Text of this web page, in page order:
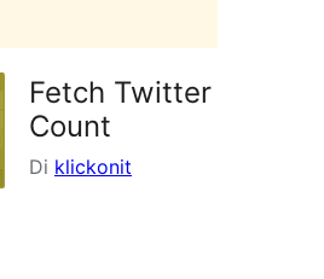
Fetch Twitter
Count
Di klickonit